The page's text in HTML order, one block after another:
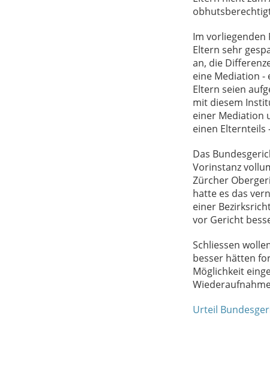
Im vorliegenden
Eltern sehr
an, die
eine Mediation -
Eltern seien
mit diesem
einer Mediation
einen Elternteils
Das
Vorinstanz
Zürcher
hatte es das
einer
vor Gericht
Schliessen
besser hätten
Möglichkeit
Urteil